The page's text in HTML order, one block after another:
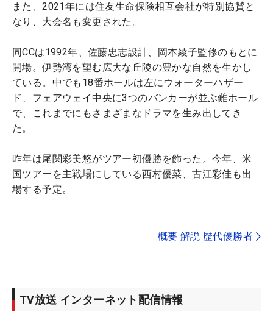
また、2021年には住友生命保険相互会社が特別協賛と
なり、大会名も変更された。
同CCは1992年、佐藤忠志設計、岡本綾子監修のもとに
開場。伊勢湾を望む広大な丘陵の豊かな自然を生かし
ている。中でも18番ホールは左にウォーターハザー
ド、フェアウェイ中央に3つのバンカーが並ぶ難ホール
で、これまでにもさまざまなドラマを生み出してき
た。
昨年は尾関彩美悠がツアー初優勝を飾った。今年、米
国ツアーを主戦場にしている西村優菜、古江彩佳も出
場する予定。
概要 解説 歴代優勝者
TV放送 インターネット配信情報